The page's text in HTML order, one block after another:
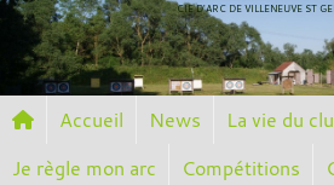
CIE D'ARC DE VILLENEUVE ST
Accueil News La vie du
Je règle mon arc
Compétitions
Panneau de gestion des cookies